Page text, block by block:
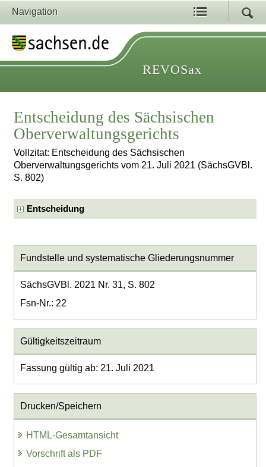
Navigation
REVOSax
Entscheidung des Sächsischen
Oberverwaltungsgerichts
Vollzitat: Entscheidung des Sächsischen
Oberverwaltungsgerichts vom 21. Juli 2021 (SächsGVBl.
S. 802)
Entscheidung
Fundstelle und systematische Gliederungsnummer
SächsGVBl. 2021 Nr. 31, S. 802
Fsn-Nr.: 22
Gültigkeitszeitraum
Fassung gültig ab: 21. Juli 2021
Drucken/Speichern
HTML-Gesamtansicht
Vorschrift als PDF